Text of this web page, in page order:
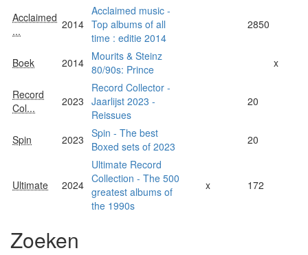
Acclaimed
...
2014
Acclaimed music -
Top albums of all
time : editie 2014
2850
Boek 2014 Mourits & Steinz
80/90s: Prince
x
Record
Col...
2023
Record Collector -
Jaarlijst 2023 -
Reissues
20
Spin 2023 Spin - The best
Boxed sets of 2023
20
Ultimate 2024
Ultimate Record
Collection - The 500
greatest albums of
the 1990s
x 172
Zoeken